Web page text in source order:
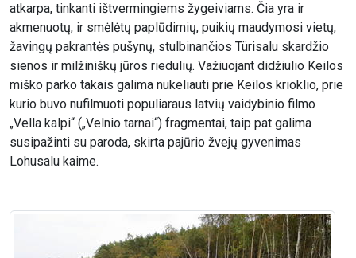
atkarpa, tinkanti ištvermingiems žygeiviams. Čia yra ir
akmenuotų, ir smėlėtų paplūdimių, puikių maudymosi vietų,
žavingų pakrantės pušynų, stulbinančios Türisalu skardžio
sienos ir milžiniškų jūros riedulių. Važiuojant didžiulio Keilos
miško parko takais galima nukeliauti prie Keilos krioklio, prie
kurio buvo nufilmuoti populiaraus latvių vaidybinio filmo
„Vella kalpi“ („Velnio tarnai“) fragmentai, taip pat galima
susipažinti su paroda, skirta pajūrio žvejų gyvenimas
Lohusalu kaime.